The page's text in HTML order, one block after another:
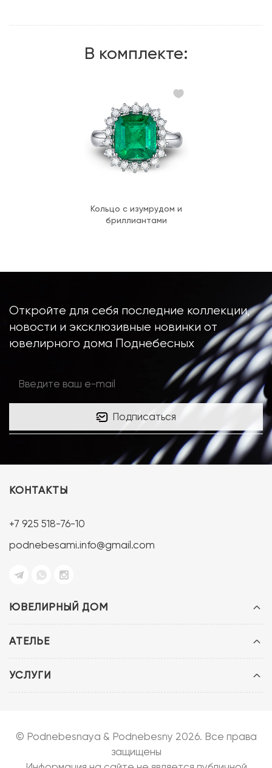
В комплекте:
Кольцо с изумрудом и
бриллиантами
Откройте для себя последние коллекции,
новости и эксклюзивные новинки от
ювелирного дома Поднебесных
Подписаться
ЮВЕЛИРНЫЙ ДОМ
АТЕЛЬЕ
УСЛУГИ
КОНТАКТЫ
+7 925 518-76-10
podnebesami.info@gmail.com
© Podnebesnaya & Podnebesny 2026. Все права
защищены